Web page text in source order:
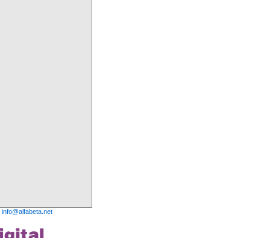
info@alfabeta.net